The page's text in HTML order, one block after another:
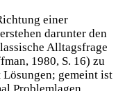
einer
darunter den
Alltagsfrage
1980, S. 16) zu
gemeint ist